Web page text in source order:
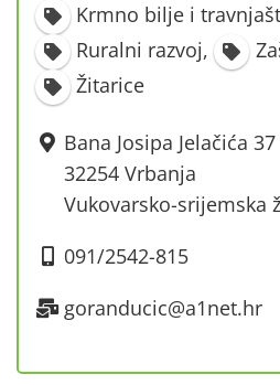
Krmno bilje i
Ruralni razvoj,
Žitarice
Bana Josipa Jelačića 37
32254 Vrbanja
Vukovarsko-srijemska
091/2542-815
goranducic@a1net.hr